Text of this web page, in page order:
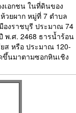
เอกชน ในที่ดินของ
วยผาก หมู่ที่ 7 ตำบล
องราชบุรี ประมาณ 74
พ.ศ. 2468 ธารน้ำร้อน
ส หรือ ประมาณ 120-
ขึ้นมาตามซอกหินเชิง